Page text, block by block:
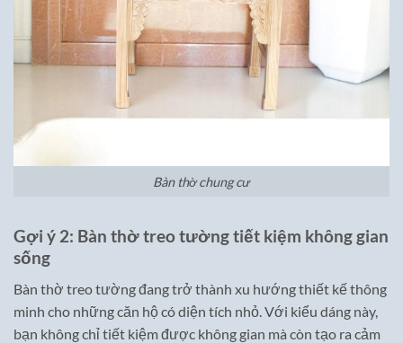
Bàn thờ chung cư
Gợi ý 2: Bàn thờ treo tường tiết kiệm không gian
sống
Bàn thờ treo tường đang trở thành xu hướng thiết kế thông
minh cho những căn hộ có diện tích nhỏ. Với kiểu dáng này,
bạn không chỉ tiết kiệm được không gian mà còn tạo ra cảm